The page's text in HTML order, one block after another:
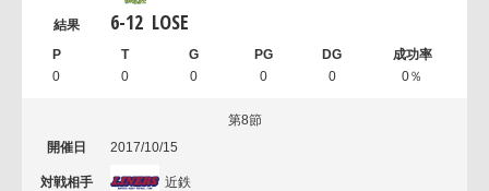
6-12 LOSE
0 0 0 0 0 0％
第8節
2017/10/15
近鉄